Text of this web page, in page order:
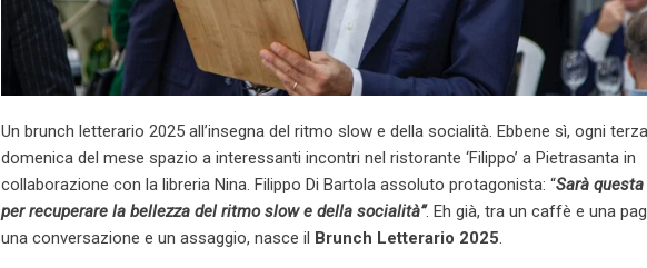
Un brunch letterario 2025 all’insegna del ritmo slow e della socialità. Ebbene sì, ogni terza
domenica del mese spazio a interessanti incontri nel ristorante ‘Filippo’ a Pietrasanta in
collaborazione con la libreria Nina. Filippo Di Bartola assoluto protagonista: “Sarà
per recuperare la bellezza del ritmo slow e della socialità”. Eh già, tra un caffè e una
una conversazione e un assaggio, nasce il
Brunch Letterario 2025.